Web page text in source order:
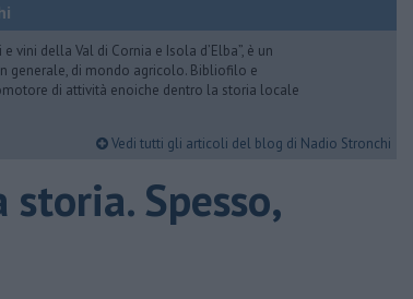
vini della Val di Cornia e Isola d’Elba”, è un
generale, di mondo agricolo. Bibliofilo e
di attività enoiche dentro la storia locale
Vedi tutti gli articoli del blog di Nadio Stronchi
Spesso,